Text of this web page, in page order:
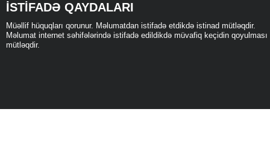
İSTIFADƏ QAYDALARI
Müəllif hüquqları qorunur. Məlumatdan istifadə etdikdə istinad mütləqdir.
Məlumat internet səhifələrində istifadə edildikdə müvafiq keçidin qoyulması
mütləqdir.